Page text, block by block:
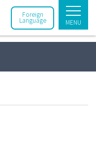
Foreign
Language MENU